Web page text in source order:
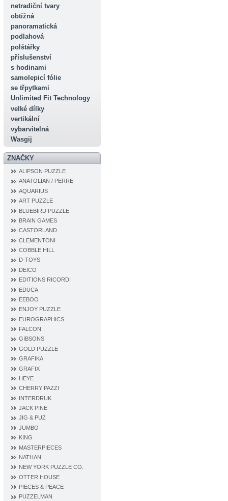
netradiční tvary
obtížná
panoramatická
podlahová
polštářky
příslušenství
s hodinami
samolepicí fólie
se třpytkami
Unlimited Fit Technology
velké dílky
vertikální
vybarvitelná
Wasgij
ZNAČKY
ALIPSON PUZZLE
ANATOLIAN / PERRE
AQUARIUS
ART PUZZLE
BLUEBIRD PUZZLE
BRAIN GAMES
CASTORLAND
CLEMENTONI
COBBLE HILL
D‐TOYS
DEICO
EDITIONS RICORDI
EDUCA
EEBOO
ENJOY PUZZLE
EUROGRAPHICS
FALCON
GIBSONS
GOLD PUZZLE
GRAFIKA
GRAFIX
HEYE
CHERRY PAZZI
INTERDRUK
JACK PINE
JIG & PUZ
JUMBO
KING
MASTERPIECES
NATHAN
NEW YORK PUZZLE CO.
OTTER HOUSE
PIECES & PEACE
PUZZELMAN